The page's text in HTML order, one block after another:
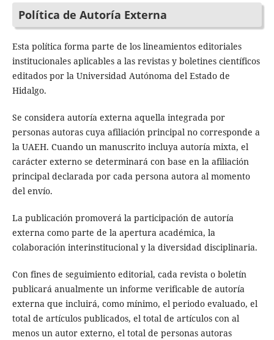
Política de Autoría Externa
Esta política forma parte de los lineamientos editoriales
institucionales aplicables a las revistas y boletines científicos
editados por la Universidad Autónoma del Estado de
Hidalgo.
Se considera autoría externa aquella integrada por
personas autoras cuya afiliación principal no corresponde a
la UAEH. Cuando un manuscrito incluya autoría mixta, el
carácter externo se determinará con base en la afiliación
principal declarada por cada persona autora al momento
del envío.
La publicación promoverá la participación de autoría
externa como parte de la apertura académica, la
colaboración interinstitucional y la diversidad disciplinaria.
Con fines de seguimiento editorial, cada revista o boletín
publicará anualmente un informe verificable de autoría
externa que incluirá, como mínimo, el periodo evaluado, el
total de artículos publicados, el total de artículos con al
menos un autor externo, el total de personas autoras